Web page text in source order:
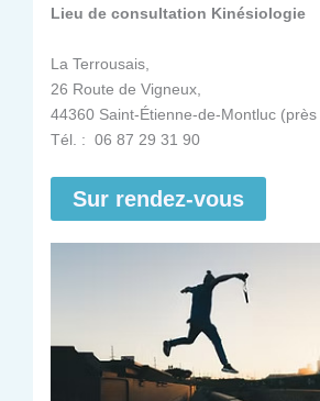
Lieu de consultation Kinésiologie
La Terrousais,
26 Route de Vigneux,
44360 Saint-Étienne-de-Montluc
Tél. : 06 87 29 31 90
Sur rendez-vous